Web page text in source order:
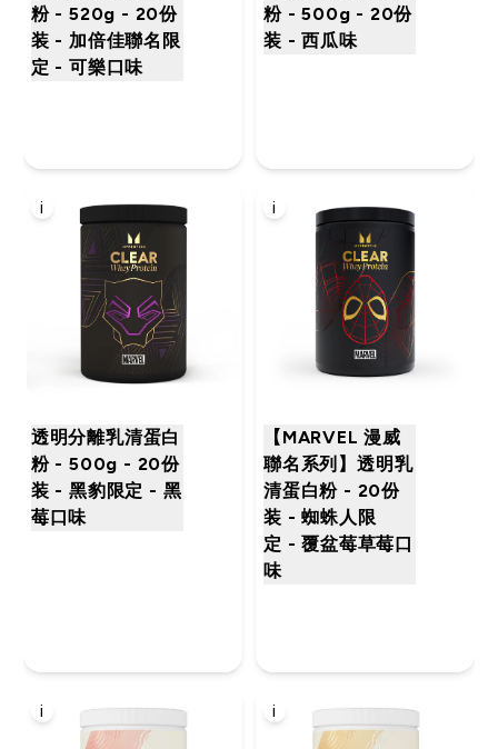
粉 - 520g - 20份
装 - 加倍佳聯名限
定 - 可樂口味
粉 - 500g - 20份
装 - 西瓜味
i
透明分離乳清蛋白
粉 - 500g - 20份
装 - 黑豹限定 - 黑
莓口味
i
【MARVEL 漫威
聯名系列】透明乳
清蛋白粉 - 20份
装 - 蜘蛛人限
定 - 覆盆莓草莓口
味
i i